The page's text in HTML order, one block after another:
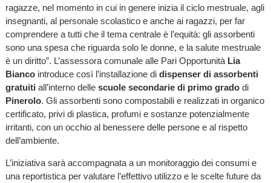
ragazze, nel momento in cui in genere inizia il ciclo mestruale, agli
insegnanti, al personale scolastico e anche ai ragazzi, per far
comprendere a tutti che il tema centrale è l’equità: gli assorbenti
sono una spesa che riguarda solo le donne, e la salute mestruale
è un diritto”. L’assessora comunale alle Pari Opportunità Lia
Biancointroduce così l’installazione di dispenser di assorbenti
gratuiti all’interno delle scuole secondarie di primo gradodi
Pinerolo. Gli assorbenti sono compostabili e realizzati in organico
certificato, privi di plastica, profumi e sostanze potenzialmente
irritanti, con un occhio al benessere delle persone e al rispetto
dell’ambiente.
L’iniziativa sarà accompagnata a un monitoraggio dei consumi e
una reportistica per valutare l’effettivo utilizzo e le scelte future da